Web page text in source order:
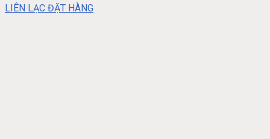
LIÊN LẠC ĐẶT HÀNG